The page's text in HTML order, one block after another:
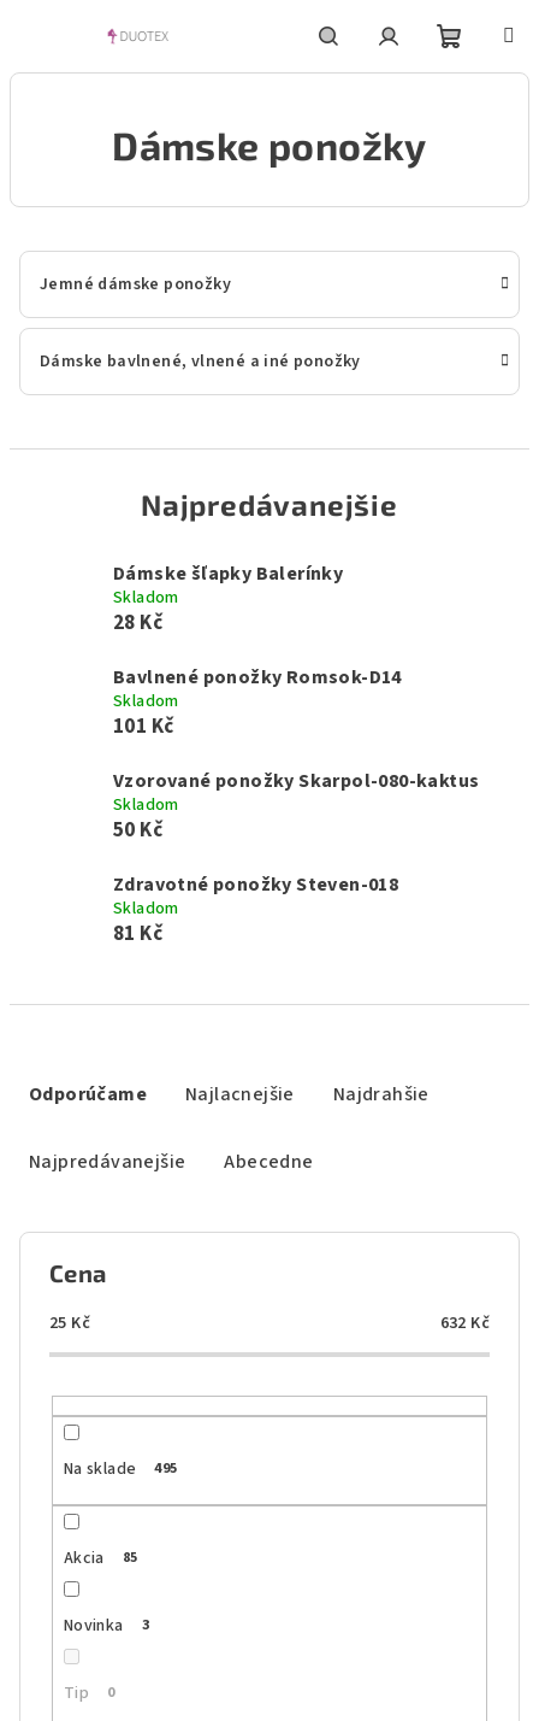
HľadaťPrihlásenie
Dámske ponožky
Jemné dámske ponožky
Dámske bavlnené, vlnené a iné ponožky
Najpredávanejšie
Dámske šľapky Balerínky
Skladom
28 Kč
Bavlnené ponožky Romsok-D14
Skladom
101 Kč
Vzorované ponožky Skarpol-080-kaktus
Skladom
50 Kč
Zdravotné ponožky Steven-018
Skladom
81 Kč
Odporúčame Najlacnejšie Najdrahšie
Najpredávanejšie Abecedne
Cena
25 Kč 632 Kč
Na sklade 495
Akcia 85
Novinka 3
Tip 0